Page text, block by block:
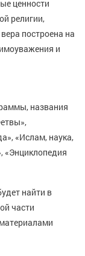
ценности
религии,
построена на
и
названия
«Ислам, наука,
«Энциклопедия
найти в
части